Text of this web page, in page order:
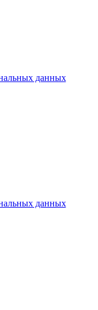
данных
данных